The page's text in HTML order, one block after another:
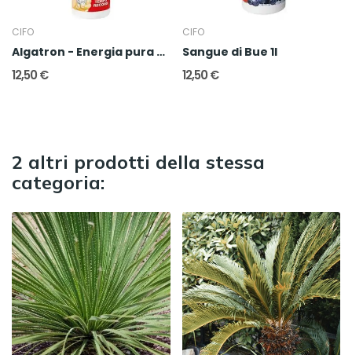
CIFO
Algatron - Energia pura per tutte le piante
12,50 €
CIFO
Sangue di Bue 1l
12,50 €
2 altri prodotti della stessa
categoria: